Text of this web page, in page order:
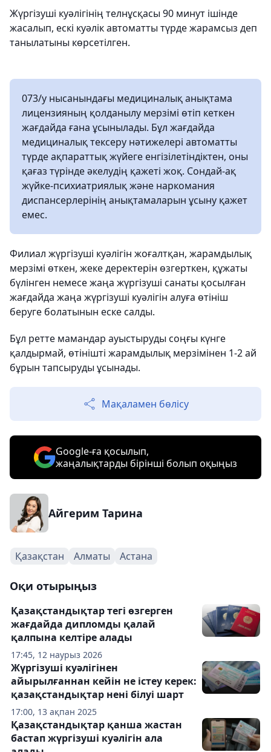
Жүргізуші куәлігінің телнұсқасы 90 минут ішінде
жасалып, ескі куәлік автоматты түрде жарамсыз деп
танылатыны көрсетілген.
073/у нысанындағы медициналық анықтама
лицензияның қолданылу мерзімі өтіп кеткен
жағдайда ғана ұсынылады. Бұл жағдайда
медициналық тексеру нәтижелері автоматты
түрде ақпараттық жүйеге енгізілетіндіктен, оны
қағаз түрінде әкелудің қажеті жоқ. Сондай-ақ
жүйке-психиатриялық және наркомания
диспансерлерінің анықтамаларын ұсыну қажет
емес.
Филиал жүргізуші куәлігін жоғалтқан, жарамдылық
мерзімі өткен, жеке деректерін өзгерткен, құжаты
бүлінген немесе жаңа жүргізуші санаты қосылған
жағдайда жаңа жүргізуші куәлігін алуға өтініш
беруге болатынын еске салды.
Бұл ретте мамандар ауыстыруды соңғы күнге
қалдырмай, өтінішті жарамдылық мерзімінен 1-2 ай
бұрын тапсыруды ұсынады.
Мақаламен бөлісу
Google-ға қосылып,
жаңалықтарды бірінші болып оқыңыз
Айгерим Тарина
Қазақстан Алматы Астана
Оқи отырыңыз
17:45, 12 наурыз 2026
Қазақстандықтар тегі өзгерген
жағдайда дипломды қалай
қалпына келтіре алады
17:00, 13 ақпан 2025
Жүргізуші куәлігінен
айырылғаннан кейін не істеу керек:
қазақстандықтар нені білуі шарт
Қазақстандықтар қанша жастан
бастап жүргізуші куәлігін ала